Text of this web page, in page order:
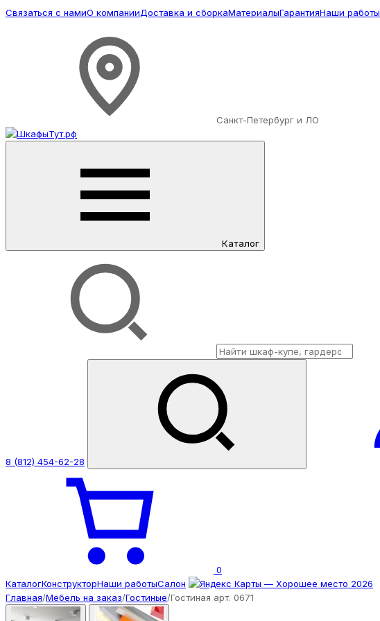
Связаться с намиО компанииДоставка и сборкаМатериалыГарантияНаши работы
Санкт-Петербург и ЛО
Каталог
8 (812) 454-62-28
0
КаталогКонструкторНаши работыСалон
Главная/Мебель на заказ/Гостиные/Гостиная арт. 0671